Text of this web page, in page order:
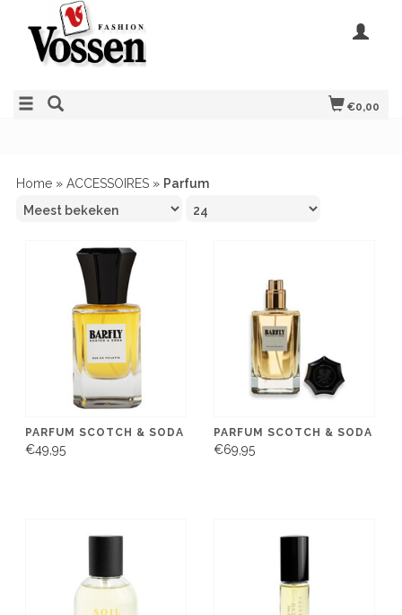
€0,00
Home » ACCESSOIRES » Parfum
PARFUM SCOTCH & SODA
€49,95
PARFUM SCOTCH & SODA
€69,95